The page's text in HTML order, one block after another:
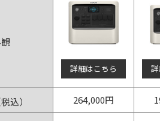
詳細はこちら
込） 264,000円